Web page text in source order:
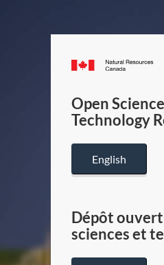
Open
Technology
English
Dépôt
sciences et